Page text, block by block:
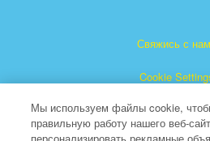
Свяжись с
Cookie
Мы используем файлы cookie,
правильную работу нашего веб-